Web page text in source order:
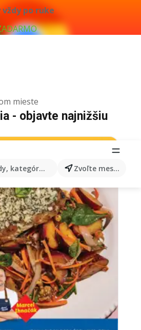
po ruke
mieste
kategórie, produkty... Zvoľte mesto
- objavte najnižšiu